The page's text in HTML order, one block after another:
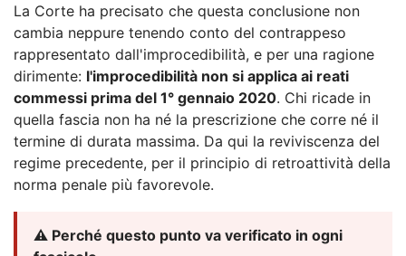
La Corte ha precisato che questa conclusione non
cambia neppure tenendo conto del contrappeso
rappresentato dall'improcedibilità, e per una ragione
dirimente: l'improcedibilità non si applica ai reati
commessi prima del 1° gennaio 2020. Chi ricade in
quella fascia non ha né la prescrizione che corre né il
termine di durata massima. Da qui la reviviscenza del
regime precedente, per il principio di retroattività della
norma penale più favorevole.
⚠️ Perché questo punto va verificato in ogni